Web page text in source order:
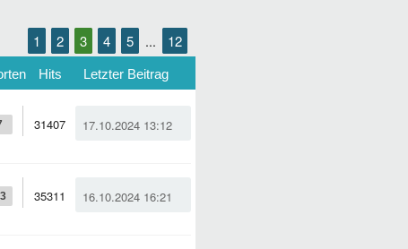
1 2 3 4 5 ... 12
Hits Letzter Beitrag
17.10.2024 13:12
31407
16.10.2024 16:21
35311